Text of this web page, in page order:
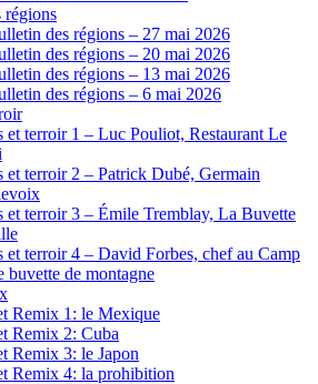
régions
des régions – 27 mai 2026
des régions – 20 mai 2026
des régions – 13 mai 2026
des régions – 6 mai 2026
et terroir 1 – Luc Pouliot, Restaurant Le
et terroir 2 – Patrick Dubé, Germain
et terroir 3 – Émile Tremblay, La Buvette
et terroir 4 – David Forbes, chef au Camp
buvette de montagne
Remix 1: le Mexique
Remix 2: Cuba
Remix 3: le Japon
Remix 4: la prohibition